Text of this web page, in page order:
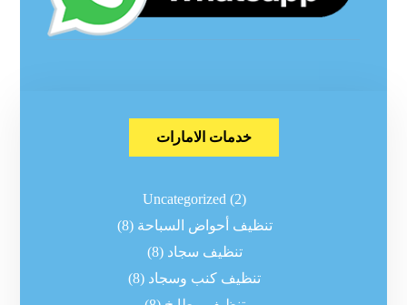
خدمات الامارات
Uncategorized (2)
تنظيف أحواض السباحة (8)
تنظيف سجاد (8)
تنظيف كنب وسجاد (8)